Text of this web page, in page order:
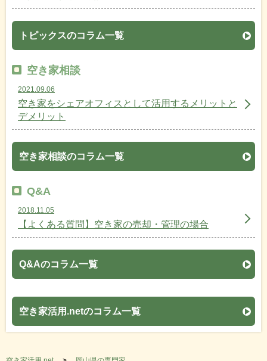
トピックスのコラム一覧
空き家相談
2021.09.06
空き家をシェアオフィスとして活用するメリットと
デメリット
空き家相談のコラム一覧
Q&A
2018.11.05
【よくある質問】空き家の売却・管理の場合
Q&Aのコラム一覧
空き家活用.netのコラム一覧